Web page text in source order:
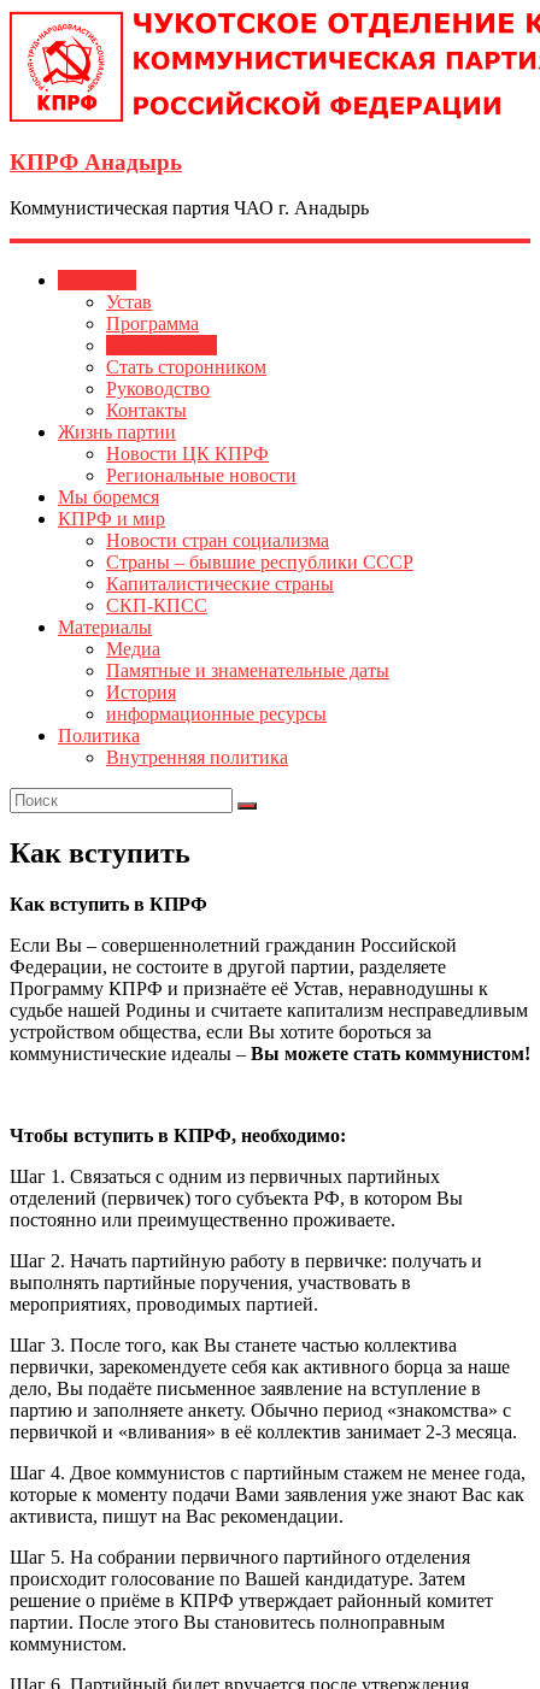
КПРФ Анадырь
Коммунистическая партия ЧАО г. Анадырь
Устав
Программа
Стать сторонником
Руководство
Контакты
Жизнь партии
Новости ЦК КПРФ
Региональные новости
Мы боремся
КПРФ и мир
Новости стран социализма
Страны – бывшие республики СССР
Капиталистические страны
СКП-КПСС
Материалы
Медиа
Памятные и знаменательные даты
История
информационные ресурсы
Политика
Внутренняя политика
Как вступить
Как вступить в КПРФ
Если Вы – совершеннолетний гражданин Российской
Федерации, не состоите в другой партии, разделяете
Программу КПРФ и признаёте её Устав, неравнодушны к
судьбе нашей Родины и считаете капитализм несправедливым
устройством общества, если Вы хотите бороться за
коммунистические идеалы – Вы можете стать коммунистом!
Чтобы вступить в КПРФ, необходимо:
Шаг 1. Связаться с одним из первичных партийных
отделений (первичек) того субъекта РФ, в котором Вы
постоянно или преимущественно проживаете.
Шаг 2. Начать партийную работу в первичке: получать и
выполнять партийные поручения, участвовать в
мероприятиях, проводимых партией.
Шаг 3. После того, как Вы станете частью коллектива
первички, зарекомендуете себя как активного борца за наше
дело, Вы подаёте письменное заявление на вступление в
партию и заполняете анкету. Обычно период «знакомства» с
первичкой и «вливания» в её коллектив занимает 2-3 месяца.
Шаг 4. Двое коммунистов с партийным стажем не менее года,
которые к моменту подачи Вами заявления уже знают Вас как
активиста, пишут на Вас рекомендации.
Шаг 5. На собрании первичного партийного отделения
происходит голосование по Вашей кандидатуре. Затем
решение о приёме в КПРФ утверждает районный комитет
партии. После этого Вы становитесь полноправным
коммунистом.
Шаг 6. Партийный билет вручается после утверждения